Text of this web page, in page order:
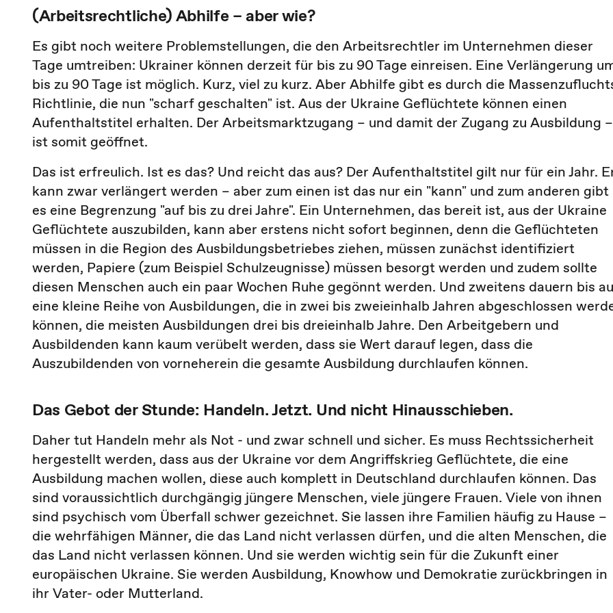
(Arbeitsrechtliche) Abhilfe – aber wie?
Es gibt noch weitere Problemstellungen, die den Arbeitsrechtler im Unternehmen dieser
Tage umtreiben: Ukrainer können derzeit für bis zu 90 Tage einreisen. Eine Verlängerung
bis zu 90 Tage ist möglich. Kurz, viel zu kurz. Aber Abhilfe gibt es durch die
Richtlinie, die nun "scharf geschalten" ist. Aus der Ukraine Geflüchtete können einen
Aufenthaltstitel erhalten. Der Arbeitsmarktzugang – und damit der Zugang zu Ausbildung –
ist somit geöffnet.
Das ist erfreulich. Ist es das? Und reicht das aus? Der Aufenthaltstitel gilt nur für ein Jahr.
kann zwar verlängert werden – aber zum einen ist das nur ein "kann" und zum anderen gibt
es eine Begrenzung "auf bis zu drei Jahre". Ein Unternehmen, das bereit ist, aus der Ukraine
Geflüchtete auszubilden, kann aber erstens nicht sofort beginnen, denn die Geflüchteten
müssen in die Region des Ausbildungsbetriebes ziehen, müssen zunächst identifiziert
werden, Papiere (zum Beispiel Schulzeugnisse) müssen besorgt werden und zudem sollte
diesen Menschen auch ein paar Wochen Ruhe gegönnt werden. Und zweitens dauern bis
eine kleine Reihe von Ausbildungen, die in zwei bis zweieinhalb Jahren abgeschlossen
können, die meisten Ausbildungen drei bis dreieinhalb Jahre. Den Arbeitgebern und
Ausbildenden kann kaum verübelt werden, dass sie Wert darauf legen, dass die
Auszubildenden von vorneherein die gesamte Ausbildung durchlaufen können.
Das Gebot der Stunde: Handeln. Jetzt. Und nicht Hinausschieben.
Daher tut Handeln mehr als Not - und zwar schnell und sicher. Es muss Rechtssicherheit
hergestellt werden, dass aus der Ukraine vor dem Angriffskrieg Geflüchtete, die eine
Ausbildung machen wollen, diese auch komplett in Deutschland durchlaufen können. Das
sind voraussichtlich durchgängig jüngere Menschen, viele jüngere Frauen. Viele von ihnen
sind psychisch vom Überfall schwer gezeichnet. Sie lassen ihre Familien häufig zu Hause –
die wehrfähigen Männer, die das Land nicht verlassen dürfen, und die alten Menschen, die
das Land nicht verlassen können. Und sie werden wichtig sein für die Zukunft einer
europäischen Ukraine. Sie werden Ausbildung, Knowhow und Demokratie zurückbringen in
ihr Vater- oder Mutterland.